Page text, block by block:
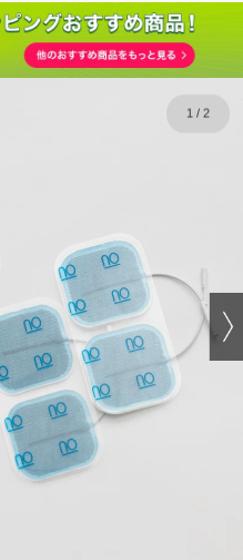
1/ 2